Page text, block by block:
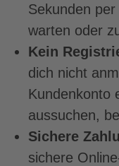
Sekunden
warten oder
Kein
dich nicht
Kundenkonto
aussuchen,
Sichere
sichere